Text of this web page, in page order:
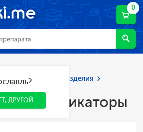
0
ДРУГОЙ
ДРУГОЙ
Мед. приборы и изделия
иппликаторы